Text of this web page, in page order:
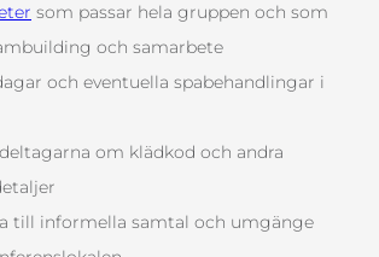
som passar hela gruppen och som
och samarbete
och eventuella spabehandlingar i
om klädkod och andra
till informella samtal och umgänge